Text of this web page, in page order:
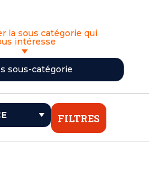
la sous catégorie qui
intéresse
sous-catégorie
FILTRES